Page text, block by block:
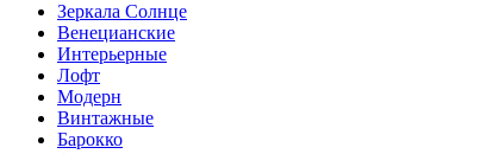
Зеркала Солнце
Венецианские
Интерьерные
Лофт
Модерн
Винтажные
Барокко